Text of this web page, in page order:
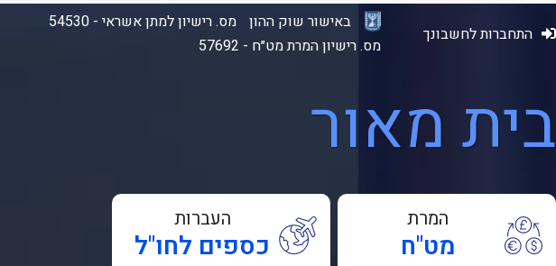
התחברות לחשבונך
באישור שוק ההון מס. רישיון למתן אשראי - 54530
מס. רישיון המרת מט״ח - 57692
בית מאור
המרת
מט"ח
העברות
כספים לחו"ל